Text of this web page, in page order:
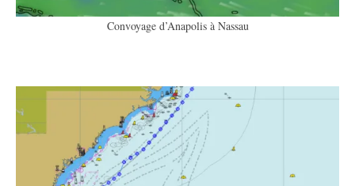
Convoyage d’Anapolis à Nassau